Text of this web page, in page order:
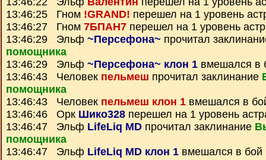
13:46:25 Гном !GRAND! перешел на 1 уровень
13:46:27 Гном 7БПАН7 перешел на 1 уровень
13:46:29 Эльф ~Персефона~ прочитал
помощника
13:46:29 Эльф ~Персефона~ клон 1 вмешался в
13:46:43 Человек пельмеш прочитал заклинание
помощника
13:46:43 Человек пельмеш клон 1 вмешался в
13:46:46 Орк Шико328 перешел на 1 уровень
13:46:47 Эльф LifeLiq MD прочитал заклинание
помощника
13:46:47 Эльф LifeLiq MD клон 1 вмешался в бой